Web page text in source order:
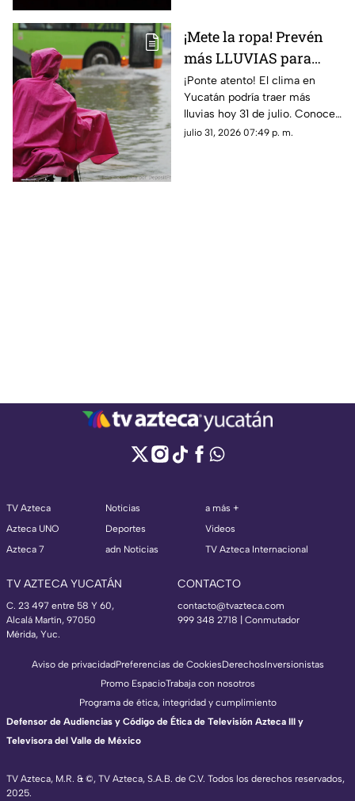
¡Mete la ropa! Prevén
más LLUVIAS para
Yucatán este 31 de julio;
conoce la hora exacta
¡Ponte atento! El clima en
Yucatán podría traer más
lluvias hoy 31 de julio. Conoce
el pronóstico completo a
julio 31, 2026 07:49 p. m.
TV Azteca
Azteca UNO
Azteca 7
Noticias
Deportes
adn Noticias
a más +
Videos
TV Azteca Internacional
TV AZTECA YUCATÁN
C. 23 497 entre 58 Y 60,
Alcalá Martín, 97050
Mérida, Yuc.
CONTACTO
contacto@tvazteca.com
999 348 2718 | Conmutador
TV Azteca, M.R. & ©, TV Azteca, S.A.B. de C.V. Todos los derechos reservados,
2025.
Aviso de privacidadPreferencias de CookiesDerechosInversionistas
Promo EspacioTrabaja con nosotros
Programa de ética, integridad y cumplimiento
Defensor de Audiencias y Código de Ética de Televisión Azteca III y
Televisora del Valle de México